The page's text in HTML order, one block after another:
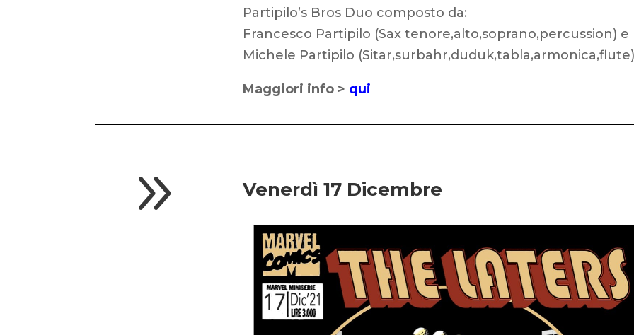
Partipilo’s Bros Duo composto da:
Francesco Partipilo (Sax tenore,alto,soprano,percussion) e
Michele Partipilo
Maggiori info > qui
9 Venerdì 17 Dicembre